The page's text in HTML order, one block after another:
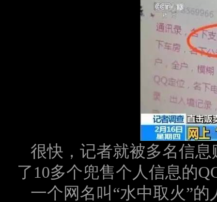
很快，记者就被多名信
了10多个兜售个人信息的
一个网名叫“水中取火”